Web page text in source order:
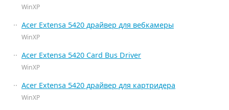
WinXP
Acer Extensa 5420 драйвер для вебкамеры
WinXP
Acer Extensa 5420 Card Bus Driver
WinXP
Acer Extensa 5420 драйвер для картридера
WinXP